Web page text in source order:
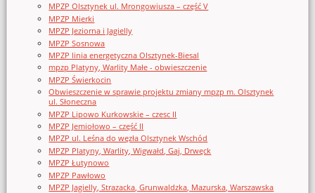
MPZP Olsztynek ul. Mrongowiusza – część V
MPZP Mierki
MPZP Jeziorna i Jagielly
MPZP Sosnowa
MPZP linia energetyczna Olsztynek-Biesal
mpzp Platyny, Warlity Małe - obwieszczenie
MPZP Świerkocin
Obwieszczenie w sprawie projektu zmiany mpzp m. Olsztynek
ul. Słoneczna
MPZP Lipowo Kurkowskie – czesc II
MPZP Jemiołowo – część II
MPZP ul. Leśna do węzła Olsztynek Wschód
MPZP Platyny, Warlity, Wigwałd, Gaj, Drwęck
MPZP Łutynowo
MPZP Pawłowo
MPZP Jagielly, Strazacka, Grunwaldzka, Mazurska, Warszawska